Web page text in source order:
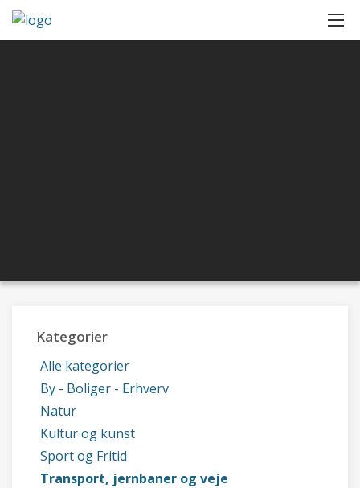
Kategorier
Alle kategorier
By - Boliger - Erhverv
Natur
Kultur og kunst
Sport og Fritid
Transport, jernbaner og veje